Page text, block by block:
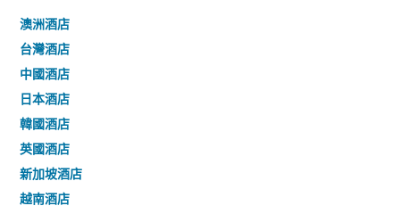
澳洲酒店
台灣酒店
中國酒店
日本酒店
韓國酒店
英國酒店
新加坡酒店
越南酒店